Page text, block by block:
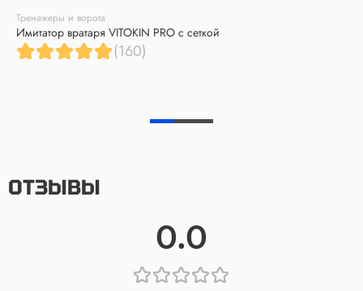
Тренажеры и ворота
Имитатор вратаря VITOKIN PRO с сеткой
(160)
ОТЗЫВЫ
0.0